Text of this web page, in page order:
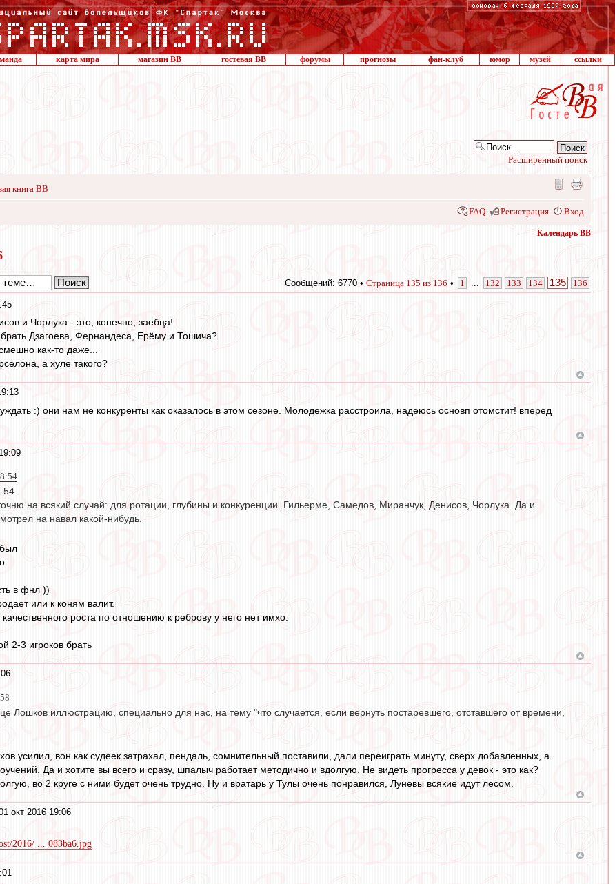
карта мира магазин ВВ гостевая ВВ форумы прогнозы фан-клуб юмор музей ссылки
Расширенный поиск
книга ВВ
FAQ Регистрация Вход
Календарь ВВ
Сообщений: 6770 • Страница 135 из 136 • 1 132 133 134 135 136
и Чорлука - это, конечно, заебца!
Дзагоева, Фернандеса, Ерёму и Тошича?
как-то даже...
а хуле такого?
:) они нам не конкуренты как оказалось в этом сезоне. Молодежка расстроила, надеюсь основп отомстит! вперед
на всякий случай: для ротации, глубины и конкуренции. Гильерме, Самедов, Миранчук, Денисов, Чорлука. Да и
на навал какой-нибудь.
в фнл ))
или к коням валит.
роста по отношению к реброву у него нет имхо.
2-3 игроков брать
Лошков иллюстрацию, специально для нас, на тему "что случается, если вернуть постаревшего, отставшего от времени,
усилил, вон как судеек затрахал, пендаль, сомнительный поставили, дали переиграть минуту, сверх добавленных, а
Да и хотите вы всего и сразу, шпалыч работает методично и вдолгую. Не видеть прогресса у девок - это как?
во 2 круге с ними будет очень трудно. Ну и вратарь у Тулы очень понравился, Луневы всякие идут лесом.
окт 2016 19:06
2016/ ... 083ba6.jpg